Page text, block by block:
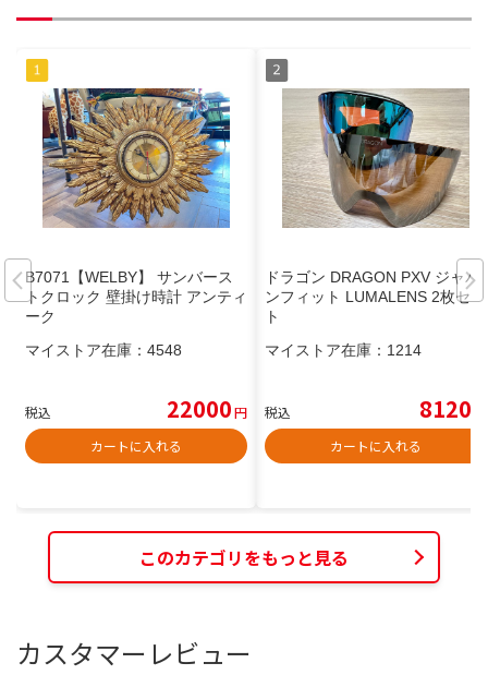
B7071【WELBY】 サンバース
トクロック 壁掛け時計 アンティ
ーク
マイストア在庫： 4548
税込 22000円
カートに入れる
ドラゴン DRAGON PXV ジャパ
ンフィット LUMALENS 2枚セッ
ト
マイストア在庫： 1214
税込 8120
カートに入れる
このカテゴリをもっと見る
カスタマーレビュー